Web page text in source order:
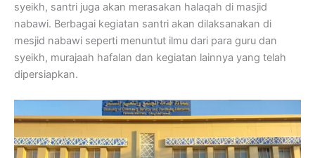
syeikh, santri juga akan merasakan halaqah di masjid
nabawi. Berbagai kegiatan santri akan dilaksanakan di
mesjid nabawi seperti menuntut ilmu dari para guru dan
syeikh, murajaah hafalan dan kegiatan lainnya yang telah
dipersiapkan.